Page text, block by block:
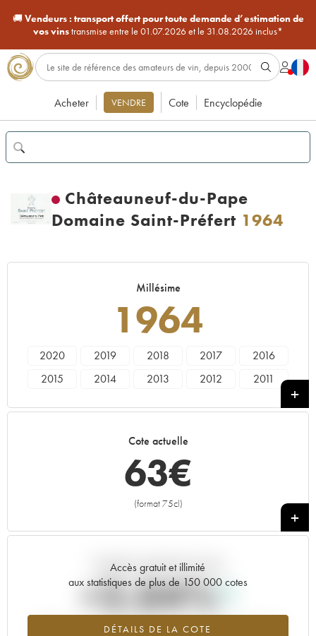
🚚Vendeurs : transport offert pour toute demande d’estimation de
vos vinstransmise entre le 01.07.2026 et le 31.08.2026 inclus*
Acheter VENDRE Cote Encyclopédie
Châteauneuf-du-Pape
Domaine Saint-Préfert 1964
Millésime
1964
2020 2019 2018 2017
2016
2015
2014 2013 2012
2011
1988
1979
Cote actuelle
63€
(format 75cl)
+
Accès gratuit et illimité
aux statistiques de plus de 150 000 cotes
DÉTAILS DE LA COTE
Tendance actuelle de la cote
+2.04%
Tendance à la hausse du millésime 1964 en 2026 par rapport à